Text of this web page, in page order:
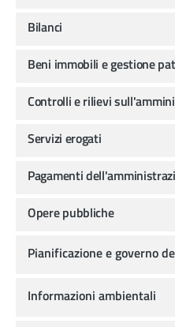
Bilanci
Beni immobili e gestione
Controlli e rilievi
Servizi erogati
Pagamenti
Opere pubbliche
Pianificazione e governo
Informazioni ambientali